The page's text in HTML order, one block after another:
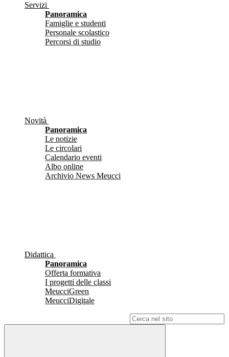
Servizi
Panoramica
Famiglie e studenti
Personale scolastico
Percorsi di studio
Novità
Panoramica
Le notizie
Le circolari
Calendario eventi
Albo online
Archivio News Meucci
Didattica
Panoramica
Offerta formativa
I progetti delle classi
MeucciGreen
MeucciDigitale